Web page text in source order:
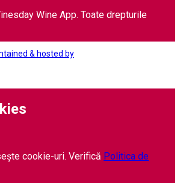
Wine App. Toate drepturile
& hosted by
cookie-uri. Verifică Politica de